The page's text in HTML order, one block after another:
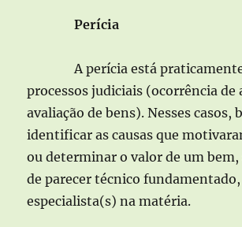
Perícia
A perícia está
processos judiciais (ocorrência de
avaliação de bens). Nesses casos,
identificar as causas que
ou determinar o valor de um bem,
de parecer técnico
especialista(s) na matéria.